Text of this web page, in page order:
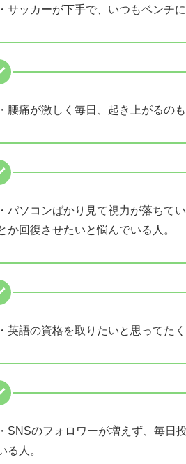
・サッカーが下手で、いつもベンチ
・腰痛が激しく毎日、起き上がるの
・パソコンばかり見て視力が落ちて
か回復させたいと悩んでいる人。
・英語の資格を取りたいと思ってた
・SNSのフォロワーが増えず、毎日
る人。